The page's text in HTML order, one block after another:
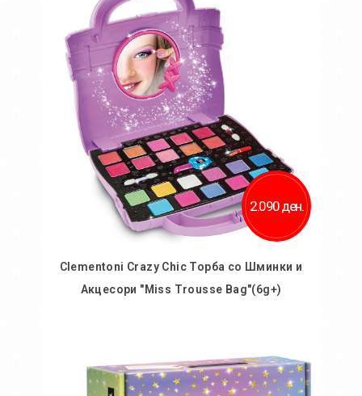
Додај во желби
Додај за споредба
2.090 ден.
Clementoni Crazy Chic Торба со Шминки и
Акцесори "Miss Trousse Bag"(6g+)
Додај во желби